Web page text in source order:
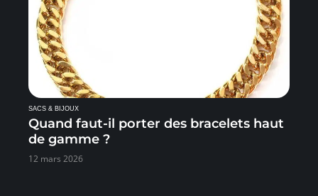
SACS & BIJOUX
Quand faut-il porter des bracelets haut
de gamme ?
12 mars 2026